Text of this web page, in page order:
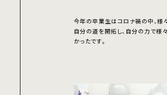
今年の卒業生はコロナ禍の中、様
自分の道を開拓し、自分の力で様
かったです。